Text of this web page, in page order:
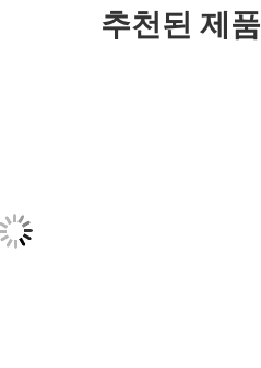
추천된 제품